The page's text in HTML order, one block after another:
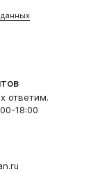
ответим.
18:00